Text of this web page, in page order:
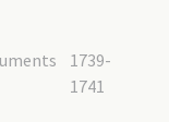
1739-
1741